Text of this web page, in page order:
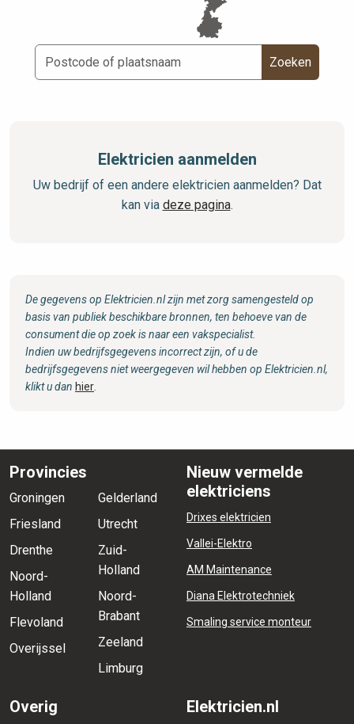
Zoeken
Elektricien aanmelden
Uw bedrijf of een andere elektricien aanmelden? Dat
kan via deze pagina.
De gegevens op Elektricien.nl zijn met zorg samengesteld op
basis van publiek beschikbare bronnen, ten behoeve van de
consument die op zoek is naar een vakspecialist.
Indien uw bedrijfsgegevens incorrect zijn, of u de
bedrijfsgegevens niet weergegeven wil hebben op Elektricien.nl,
klikt u dan hier
Provincies
Groningen
Friesland
Drenthe
Noord-
Holland
Flevoland
Overijssel
Gelderland
Utrecht
Zuid-
Holland
Noord-
Brabant
Zeeland
Limburg
Nieuw vermelde
elektriciens
Drixes elektricien
Vallei-Elektro
AM Maintenance
Diana Elektrotechniek
Smaling service monteur
Overig Elektricien.nl